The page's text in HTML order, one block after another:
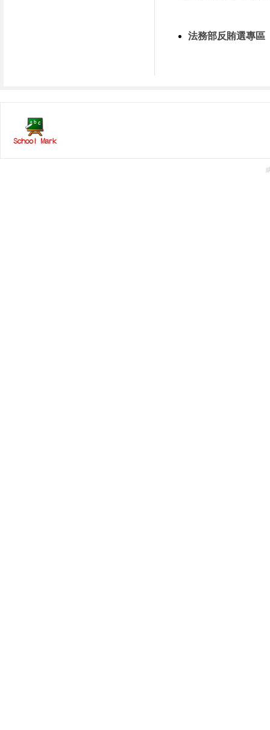
法務部反賄選專區